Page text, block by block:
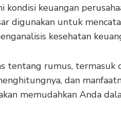
keuangan
digunakan untuk
kesehatan
tentang rumus, termasuk
dan
memudahkan Anda